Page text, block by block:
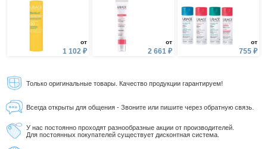
от
1 102 ₽
от
2 661 ₽
от
755 ₽
Только оригинальные товары. Качество продукции гарантируем!
Всегда открыты для общения - Звоните или пишите через обратную связь.
У нас постоянно проходят разнообразные акции от производителей.
Для постоянных покупателей существует дисконтная система.